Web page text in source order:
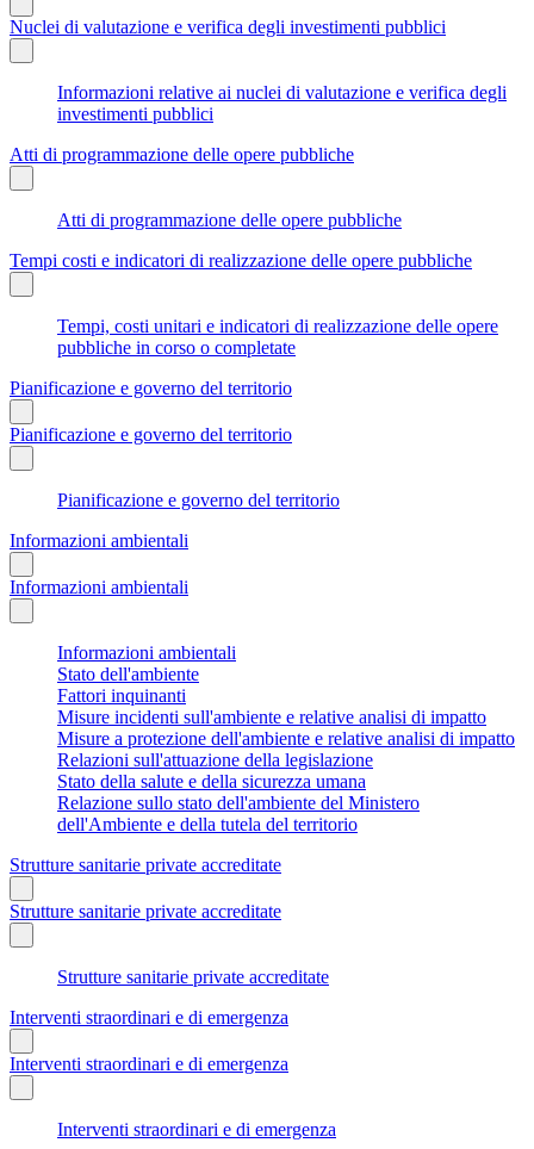
Nuclei di valutazione e verifica degli investimenti pubblici
Informazioni relative ai nuclei di valutazione e verifica degli
investimenti pubblici
Atti di programmazione delle opere pubbliche
Atti di programmazione delle opere pubbliche
Tempi costi e indicatori di realizzazione delle opere pubbliche
Tempi, costi unitari e indicatori di realizzazione delle opere
pubbliche in corso o completate
Pianificazione e governo del territorio
Pianificazione e governo del territorio
Pianificazione e governo del territorio
Informazioni ambientali
Informazioni ambientali
Informazioni ambientali
Stato dell'ambiente
Fattori inquinanti
Misure incidenti sull'ambiente e relative analisi di impatto
Misure a protezione dell'ambiente e relative analisi di impatto
Relazioni sull'attuazione della legislazione
Stato della salute e della sicurezza umana
Relazione sullo stato dell'ambiente del Ministero
dell'Ambiente e della tutela del territorio
Strutture sanitarie private accreditate
Strutture sanitarie private accreditate
Strutture sanitarie private accreditate
Interventi straordinari e di emergenza
Interventi straordinari e di emergenza
Interventi straordinari e di emergenza